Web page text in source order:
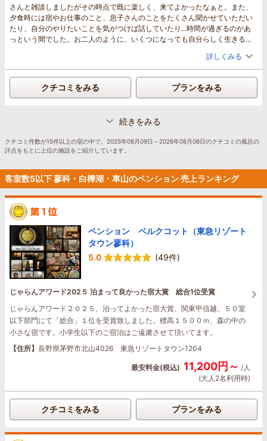
さんと雑談しましたがその時点で既に楽しく、来てよかったなぁと。また、
夕食時には宿やお仕事のこと、息子さんのことをたくさん聞かせていただい
たり、自分のやりたいことを気がつけば話していたり...時間が過ぎるのがあ
っという間でした。お二人のように、いくつになっても自分らしく生きるカ
にじゃがいものニョッキは柔らかくて甘みもありつつ、味変で！といただい
た黒胡椒をかけると味が引き締まって二度楽しめました！新玉ねぎのポター
ジュも甘味を活かした味で、ほんとにおいしく、帰りに私も新玉ねぎを買っ
てしまいました笑 デザートのカタラーナ？も濃厚でとろけて、ほっぺたが落
改めて、何から何まで本当にありがとうございました。次の引越し先的にす
ださい♪
詳しくみる
クチコミをみる プランをみる
続きをみる
クチコミ件数が15件以上の宿の中で、2025年08月09日～2026年08月08日のクチコミの風呂の
評点をもとに上位の施設をご紹介しています。
客室数5以下 蓼科・白樺湖・車山のペンション 売上ランキング
ペンション ベルクコット（東急リゾート
タウン蓼科）
5.0
(49件)
じゃらんアワード202５ 泊まって良かった宿大賞 総合1位受賞
じゃらんアワード２０２５、泊ってよかった宿大賞、関東甲信越、５０室
以下部門にて「総合」１位を受賞致しました。標高１５００ｍ、森の中の
小さな宿です。小学生以下のご宿泊はご遠慮させて頂いてます。
【住所】 長野県茅野市北山4026 東急リゾートタウン1204
最安料金(税込) 11,200円～ /人
(大人2名利用時)
クチコミをみる プランをみる